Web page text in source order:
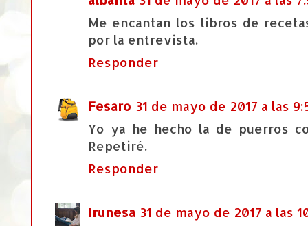
Me encantan los libros de
por la entrevista.
Responder
Fesaro 31 de mayo de 2017 a las
Yo ya he hecho la de puerros
Repetiré.
Responder
Irunesa 31 de mayo de 2017 a las